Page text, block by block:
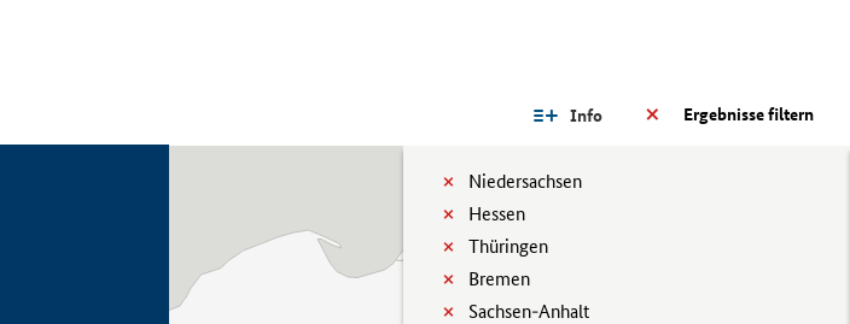
Ergebnisse filtern
Info
Niedersachsen
Hessen
Thüringen
Bremen
Sachsen-Anhalt